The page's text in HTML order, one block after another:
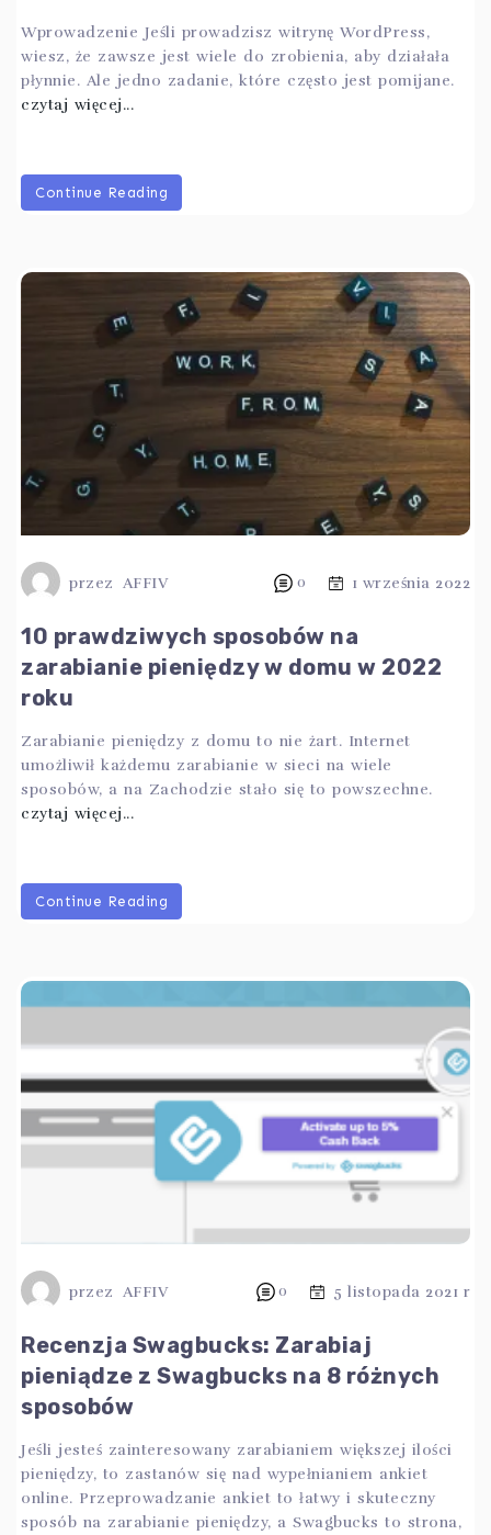
Wprowadzenie Jeśli prowadzisz witrynę WordPress,
wiesz, że zawsze jest wiele do zrobienia, aby działała
płynnie. Ale jedno zadanie, które często jest pomijane.
czytaj więcej...
Continue Reading
przez AFFIV 0 1 września 2022
10 prawdziwych sposobów na
zarabianie pieniędzy w domu w 2022
roku
Zarabianie pieniędzy z domu to nie żart. Internet
umożliwił każdemu zarabianie w sieci na wiele
sposobów, a na Zachodzie stało się to powszechne.
czytaj więcej...
Continue Reading
przez AFFIV 0 5 listopada 2021 r
Recenzja Swagbucks: Zarabiaj
pieniądze z Swagbucks na 8 różnych
sposobów
Jeśli jesteś zainteresowany zarabianiem większej ilości
pieniędzy, to zastanów się nad wypełnianiem ankiet
online. Przeprowadzanie ankiet to łatwy i skuteczny
sposób na zarabianie pieniędzy, a Swagbucks to strona,